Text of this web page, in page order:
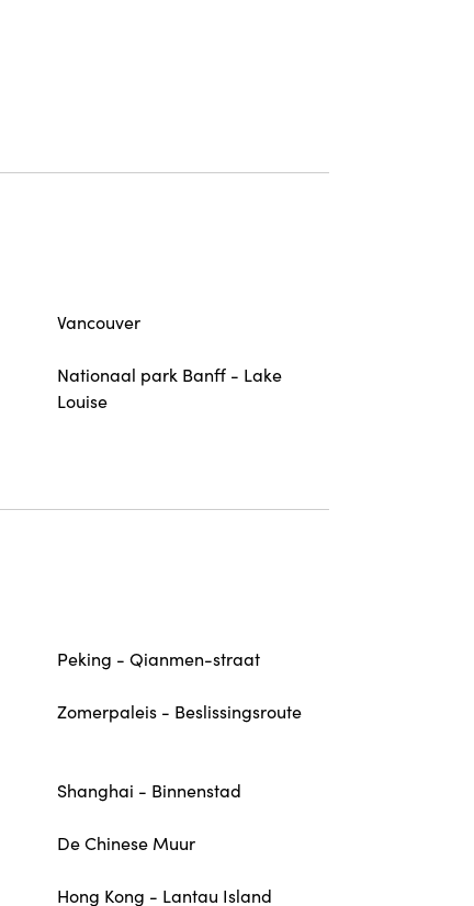
Vancouver
Nationaal park Banff - Lake
Louise
Peking - Qianmen-straat
Zomerpaleis - Beslissingsroute
Shanghai - Binnenstad
De Chinese Muur
Hong Kong - Lantau Island